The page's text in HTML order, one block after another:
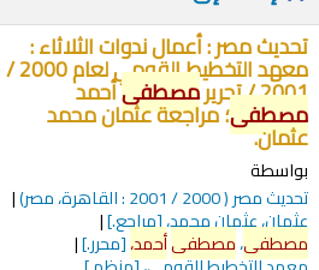
تحديث مصر : أعمال ندوات الثلاثاء :
معهد التخطيط القومي لعام 2000 /
2001 / تحريرمصطفىأحمد
مصطفى؛ مراجعة عثمان محمد
عثمان.
بواسطة
تحديث مصر( 2000 / 2001 : القاهرة، مصر)
عثمان، عثمان محمد،[مراجع.]
مصطفى،مصطفىأحمد،[محرر.]